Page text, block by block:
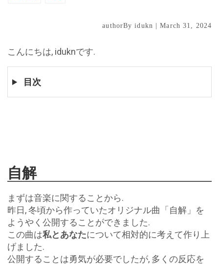
authorBy idukn | March 31, 2024
こんにちは, iduknです.
目次
自解
まずは音楽に関することから.
昨日, 冬頃から作っていたオリジナル曲「自解」を
ようやく公開することができました.
この曲は私とあなたについて相対的に考えて作り上
げました.
公開することは勇気が必要でしたが, 多くの反応を